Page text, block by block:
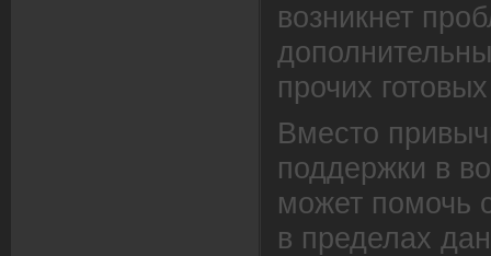
возникнет
прочих
Вместо
поддержки в
может помочь
в пределах